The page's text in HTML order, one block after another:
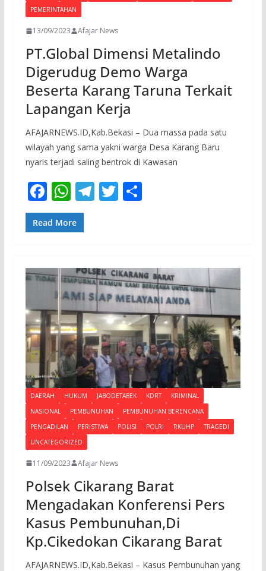
PEMERINTAHAN
13/09/2023 Afajar News
PT.Global Dimensi Metalindo
Digerudug Demo Warga
Beserta Karang Taruna Terkait
Lapangan Kerja
AFAJARNEWS.ID,Kab.Bekasi – Dua massa pada satu
wilayah yang sama yakni warga Desa Karang Baru
nyaris terjadi saling bentrok di Kawasan
F
ac
e
o
o
k
W
h
at
A
p
p
T
a
m
T S
Read More
DAERAH HUKUM JABODETABEK KDRT
KRIMINAL
NASIONAL
PEMBUNUHAN
PEMBUNUHAN BERENCANA
PENGADILAN
PERISTIWA POLISI POLRI RKUHP
TRAGEDI
UNCATEGORIZED
11/09/2023 Afajar News
Polsek Cikarang Barat
Mengadakan Konferensi Pers
Kasus Pembunuhan,Di
Kp.Cikedokan Cikarang Barat
AFAJARNEWS.ID,Kab.Bekasi – Kasus Pembunuhan yang